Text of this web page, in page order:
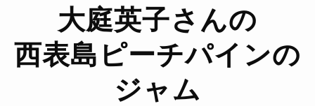
大庭英子さんの
西表島ピーチパインの
ジャム